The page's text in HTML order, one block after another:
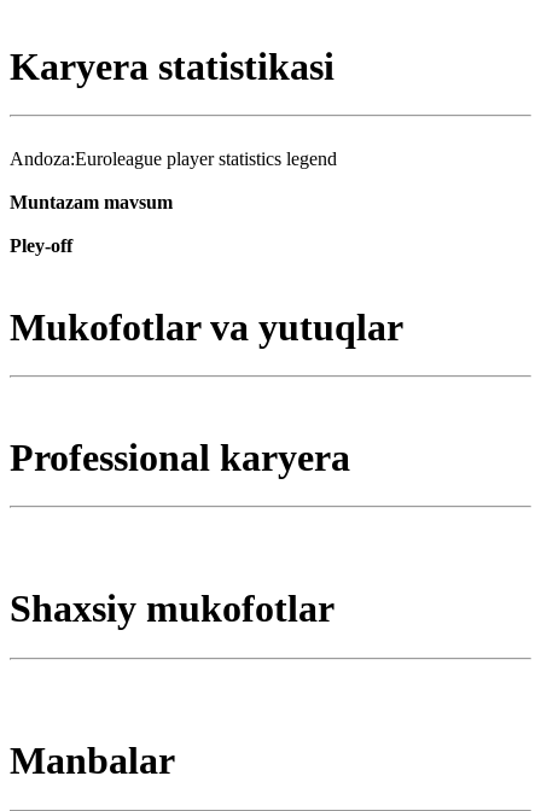
Karyera statistikasi
Andoza:Euroleague player statistics legend
Muntazam mavsum
Pley-off
Mukofotlar va yutuqlar
Professional karyera
Shaxsiy mukofotlar
Manbalar